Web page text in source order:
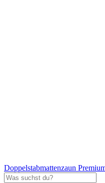
Doppelstabmattenzaun